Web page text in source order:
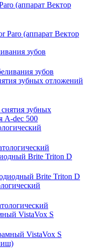
(аппарат Вектор
зубов
зубных отложений
Brite Triton D
VistaVox S